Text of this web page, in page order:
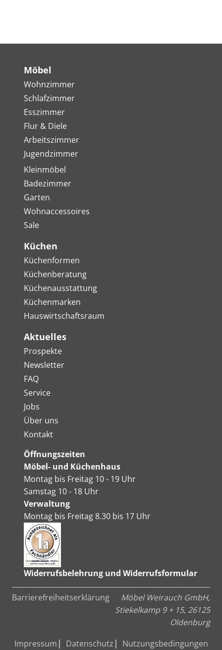
Möbel
Wohnzimmer
Schlafzimmer
Esszimmer
Flur & Diele
Arbeitszimmer
Jugendzimmer
Kleinmöbel
Badezimmer
Garten
Wohnaccessoires
Sale
Küchen
Küchenformen
Küchenberatung
Küchenausstattung
Küchenmarken
Hauswirtschaftsraum
Aktuelles
Prospekte
Newsletter
FAQ
Service
Jobs
Über uns
Kontakt
Öffnungszeiten
Möbel- und Küchenhaus
Montag bis Freitag 10 - 19 Uhr
Samstag 10 - 18 Uhr
Verwaltung
Montag bis Freitag 8.30 bis 17 Uhr
Widerrufsbelehrung und Widerrufsformular
Barrierefreiheitserklärung
Möbel Weirauch GmbH,
Stiekelkamp 9 + 15, 26125
Oldenburg
Impressum
Datenschutz Nutzungsbedingungen